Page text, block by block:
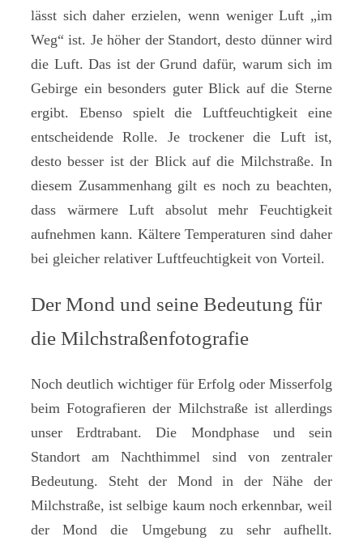
lässt sich daher erzielen, wenn weniger Luft „im
Weg“ ist. Je höher der Standort, desto dünner wird
die Luft. Das ist der Grund dafür, warum sich im
Gebirge ein besonders guter Blick auf die Sterne
ergibt. Ebenso spielt die Luftfeuchtigkeit eine
entscheidende Rolle. Je trockener die Luft ist,
desto besser ist der Blick auf die Milchstraße. In
diesem Zusammenhang gilt es noch zu beachten,
dass wärmere Luft absolut mehr Feuchtigkeit
aufnehmen kann. Kältere Temperaturen sind daher
bei gleicher relativer Luftfeuchtigkeit von Vorteil.
Der Mond und seine Bedeutung für
die Milchstraßenfotografie
Noch deutlich wichtiger für Erfolg oder Misserfolg
beim Fotografieren der Milchstraße ist allerdings
unser Erdtrabant. Die Mondphase und sein
Standort am Nachthimmel sind von zentraler
Bedeutung. Steht der Mond in der Nähe der
Milchstraße, ist selbige kaum noch erkennbar, weil
der Mond die Umgebung zu sehr aufhellt.